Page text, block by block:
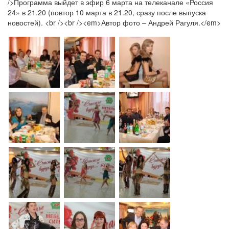
/>Программа выйдет в эфир 6 марта на телеканале «Россия
24» в 21.20 (повтор 10 марта в 21.20, сразу после выпуска
новостей). <br /><br /><em>Автор фото – Андрей Рагуля.</em>